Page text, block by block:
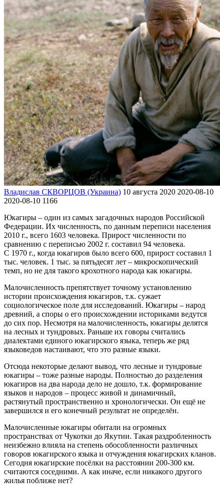
Владислав СКВОРЦОВ (Украина) 10 августа 2020 2020-08-10
2020-08-10 1166
Юкагиры – один из самых загадочных народов Российской
Федерации. Их численность, по данным переписи населения
2010 г., всего 1603 человека. Прирост численности по
сравнению с переписью 2002 г. составил 94 человека.
С 1970 г., когда юкагиров было всего 600, прирост составил 1
тыс. человек. 1 тыс. за пятьдесят лет – микроскопический
темп, но не для такого крохотного народа как юкагиры.
Малочисленность препятствует точному установлению
истории происхождения юкагиров, т.к. сужает
социологическое поле для исследований. Юкагиры – народ
древний, а споры о его происхождении историками ведутся
до сих пор. Несмотря на малочисленность, юкагиры делятся
на лесных и тундровых. Раньше их говоры считались
диалектами единого юкагирского языка, теперь же ряд
языковедов настаивают, что это разные языки.
Отсюда некоторые делают вывод, что лесные и тундровые
юкагиры – тоже разные народы. Полностью до разделения
юкагиров на два народа дело не дошло, т.к. формирование
языков и народов – процесс живой и динамичный,
растянутый пространственно и хронологически. Он ещё не
завершился и его конечный результат не определён.
Малочисленные юкагиры обитали на огромных
пространствах от Чукотки до Якутии. Такая раздробленность
неизбежно влияла на степень обособленности различных
говоров юкагирского языка и отчуждения юкагирских кланов.
Сегодня юкагирские посёлки на расстоянии 200-300 км.
считаются соседними. А как иначе, если никакого другого
жилья поближе нет?